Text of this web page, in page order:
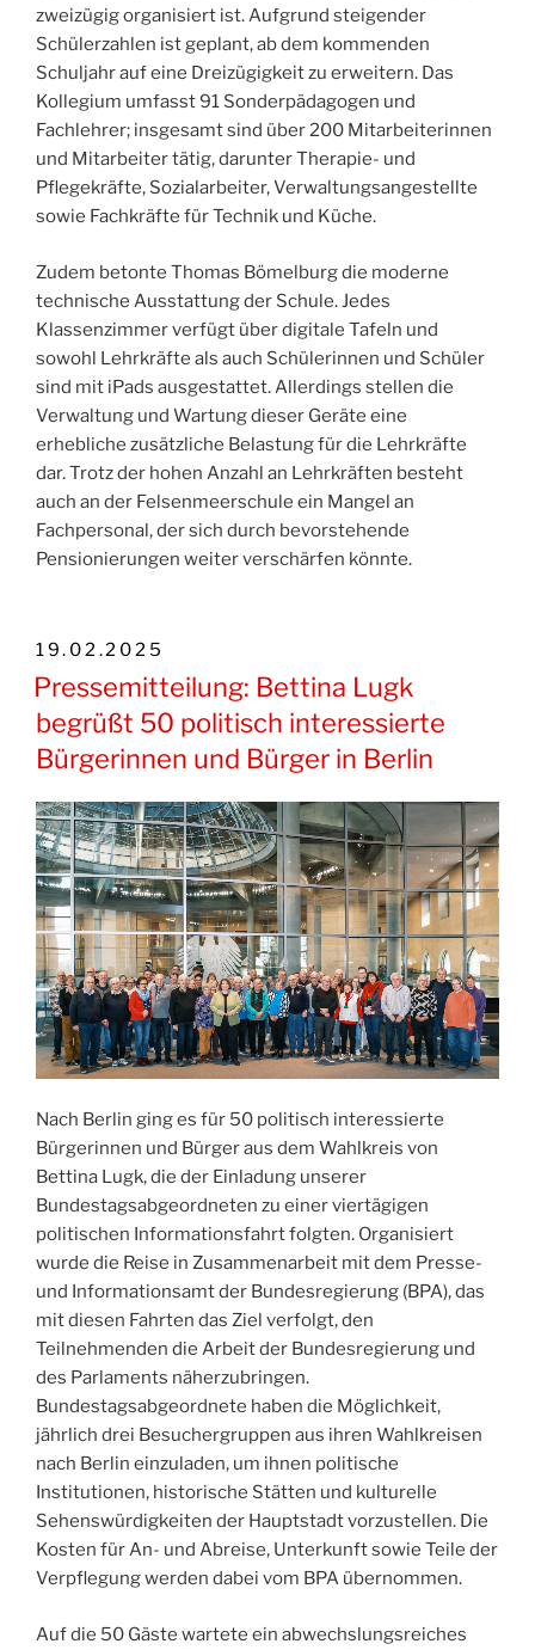
zweizügig organisiert ist. Aufgrund steigender
Schülerzahlen ist geplant, ab dem kommenden
Schuljahr auf eine Dreizügigkeit zu erweitern. Das
Kollegium umfasst 91 Sonderpädagogen und
Fachlehrer; insgesamt sind über 200 Mitarbeiterinnen
und Mitarbeiter tätig, darunter Therapie- und
Pflegekräfte, Sozialarbeiter, Verwaltungsangestellte
sowie Fachkräfte für Technik und Küche.
Zudem betonte Thomas Bömelburg die moderne
technische Ausstattung der Schule. Jedes
Klassenzimmer verfügt über digitale Tafeln und
sowohl Lehrkräfte als auch Schülerinnen und Schüler
sind mit iPads ausgestattet. Allerdings stellen die
Verwaltung und Wartung dieser Geräte eine
erhebliche zusätzliche Belastung für die Lehrkräfte
dar. Trotz der hohen Anzahl an Lehrkräften besteht
auch an der Felsenmeerschule ein Mangel an
Fachpersonal, der sich durch bevorstehende
Pensionierungen weiter verschärfen könnte.
VERÖFFENTLICHT
AM
19.02.2025
Pressemitteilung: Bettina Lugk
begrüßt 50 politisch interessierte
Bürgerinnen und Bürger in Berlin
Nach Berlin ging es für 50 politisch interessierte
Bürgerinnen und Bürger aus dem Wahlkreis von
Bettina Lugk, die der Einladung unserer
Bundestagsabgeordneten zu einer viertägigen
politischen Informationsfahrt folgten. Organisiert
wurde die Reise in Zusammenarbeit mit dem Presse-
und Informationsamt der Bundesregierung (BPA), das
mit diesen Fahrten das Ziel verfolgt, den
Teilnehmenden die Arbeit der Bundesregierung und
des Parlaments näherzubringen.
Bundestagsabgeordnete haben die Möglichkeit,
jährlich drei Besuchergruppen aus ihren Wahlkreisen
nach Berlin einzuladen, um ihnen politische
Institutionen, historische Stätten und kulturelle
Sehenswürdigkeiten der Hauptstadt vorzustellen. Die
Kosten für An- und Abreise, Unterkunft sowie Teile der
Verpflegung werden dabei vom BPA übernommen.
Auf die 50 Gäste wartete ein abwechslungsreiches